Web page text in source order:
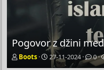
Pogovor z džini
P
Boots
P
o
27-11-2024
O
d
0